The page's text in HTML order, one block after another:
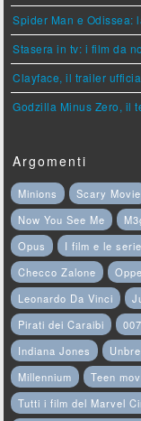
Spider Man e Odissea:
Stasera in tv: i film da
Clayface, il trailer
Godzilla Minus Zero, il
Argomenti
Minions Scary Movie
Now You See Me
Opus
I film e le
Checco Zalone
Leonardo Da Vinci
Pirati dei Caraibi
Indiana Jones
Millennium
Teen
Tutti i film del Marvel